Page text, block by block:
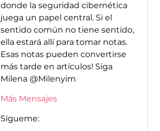
donde la seguridad cibernética
juega un papel central. Si el
sentido común no tiene sentido,
ella estará allí para tomar notas.
Esas notas pueden convertirse
más tarde en artículos! Siga
Milena @Milenyim
Más Mensajes
Sígueme: